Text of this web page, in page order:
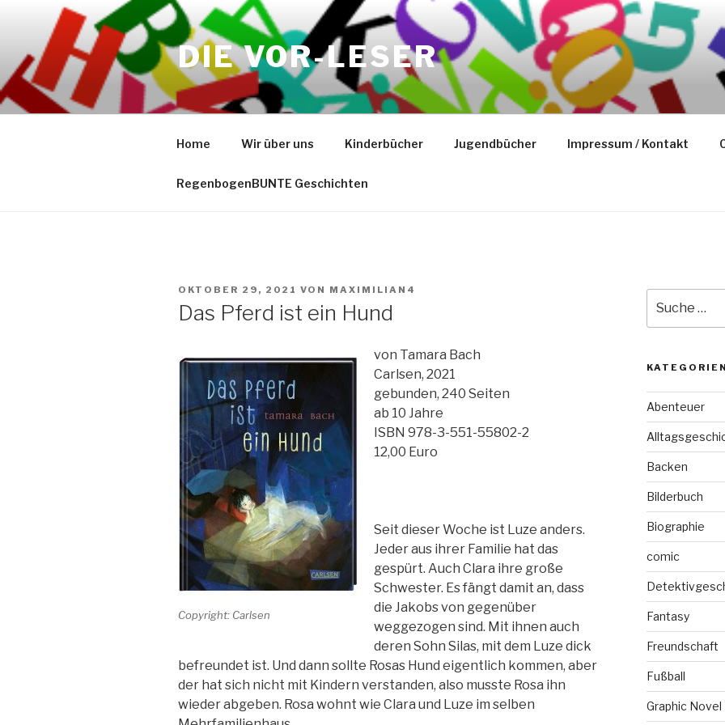
springen
DIE VOR-LESER
Home Wir über uns Kinderbücher Jugendbücher Impressum / Kontakt
RegenbogenBUNTE Geschichten
VERÖFFENTLICHT
OKTOBER 29, 2021 VON MAXIMILIAN4
Das Pferd ist ein Hund
Copyright: Carlsen
von Tamara Bach
Carlsen, 2021
gebunden, 240 Seiten
ab 10 Jahre
ISBN 978-3-551-55802-2
12,00 Euro
Seit dieser Woche ist Luze anders.
Jeder aus ihrer Familie hat das
gespürt. Auch Clara ihre große
Schwester. Es fängt damit an, dass
die Jakobs von gegenüber
weggezogen sind. Mit ihnen auch
deren Sohn Silas, mit dem Luze dick
befreundet ist. Und dann sollte Rosas Hund eigentlich kommen, aber
der hat sich nicht mit Kindern verstanden, also musste Rosa ihn
wieder abgeben. Rosa wohnt wie Clara und Luze im selben
nach:
KATEGORIEN
Abenteuer
Backen
Bilderbuch
Biographie
comic
Fantasy
Freundschaft
Fußball
Graphic Novel